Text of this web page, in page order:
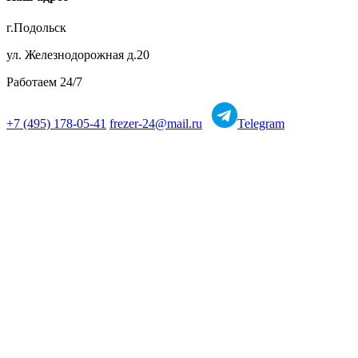
г.Подольск
ул. Железнодорожная д.20
Работаем 24/7
+7 (495) 178-05-41 frezer-24@mail.ru Telegram